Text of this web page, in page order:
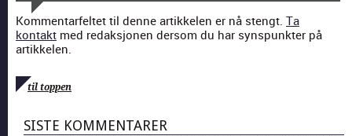
Kommentarfeltet til denne artikkelen er nå stengt. Ta
kontakt med redaksjonen dersom du har synspunkter på
artikkelen.
til toppen
SISTE KOMMENTARER